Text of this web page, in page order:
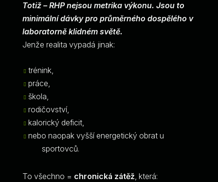
Totiž – RHP nejsou metrika výkonu. Jsou to
minimální dávky pro průměrného dospělého v
laboratorně klidném světě.
Jenže realita vypadá jinak:
trénink,
práce,
škola,
rodičovství,
kalorický deficit,
nebo naopak vyšší energetický obrat u
sportovců.
To všechno = chronická zátěž, která: